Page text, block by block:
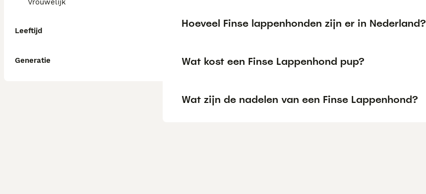
Vrouwelijk
Leeftijd
Generatie
Hoeveel Finse lappenhonden zijn er in Nederland?
Wat kost een Finse Lappenhond pup?
Wat zijn de nadelen van een Finse Lappenhond?